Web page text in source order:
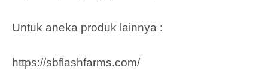
Untuk aneka produk lainnya :
https://sbflashfarms.com/